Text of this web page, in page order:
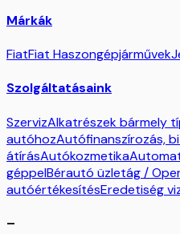
Márkák
FiatFiat Haszongépjárművek
Szolgáltatásaink
SzervizAlkatrészek bármely
autóhozAutófinanszírozás,
átírásAutókozmetika
géppelBérautó üzletág /
autóértékesítésEredetiség
–